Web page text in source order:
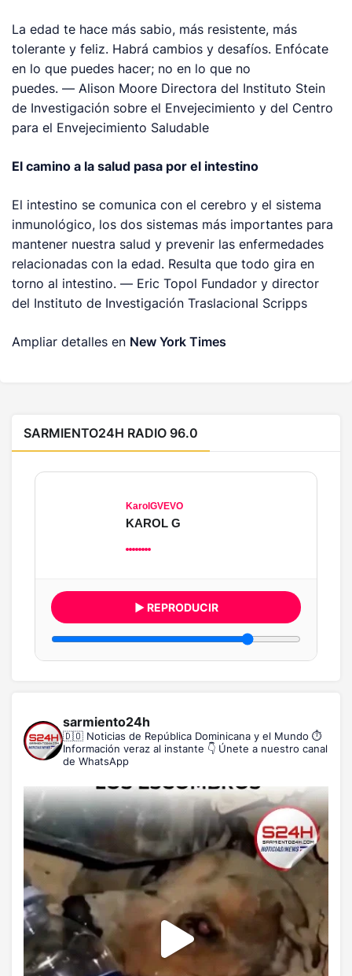
La edad te hace más sabio, más resistente, más
tolerante y feliz. Habrá cambios y desafíos. Enfócate
en lo que puedes hacer; no en lo que no
puedes. —Alison Moore Directora del Instituto Stein
de Investigación sobre el Envejecimiento y del Centro
para el Envejecimiento Saludable
El camino a la salud pasa por el intestino
El intestino se comunica con el cerebro y el sistema
inmunológico, los dos sistemas más importantes para
mantener nuestra salud y prevenir las enfermedades
relacionadas con la edad. Resulta que todo gira en
torno al intestino. — Eric Topol Fundador y director
del Instituto de Investigación Traslacional Scripps
Ampliar detalles en New York Times
SARMIENTO24H RADIO 96.0
KarolGVEVO
KAROL G
▶ REPRODUCIR
sarmiento24h
🇩🇴 Noticias de República Dominicana y el Mundo ⏱️
Información veraz al instante 👇 Únete a nuestro canal
de WhatsApp